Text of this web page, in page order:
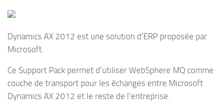
Dynamics AX 2012 est une solution d’ERP proposée par
Microsoft.
Ce Support Pack permet d’utiliser WebSphere MQ comme
couche de transport pour les échanges entre Microsoft
Dynamics AX 2012 et le reste de l’entreprise.